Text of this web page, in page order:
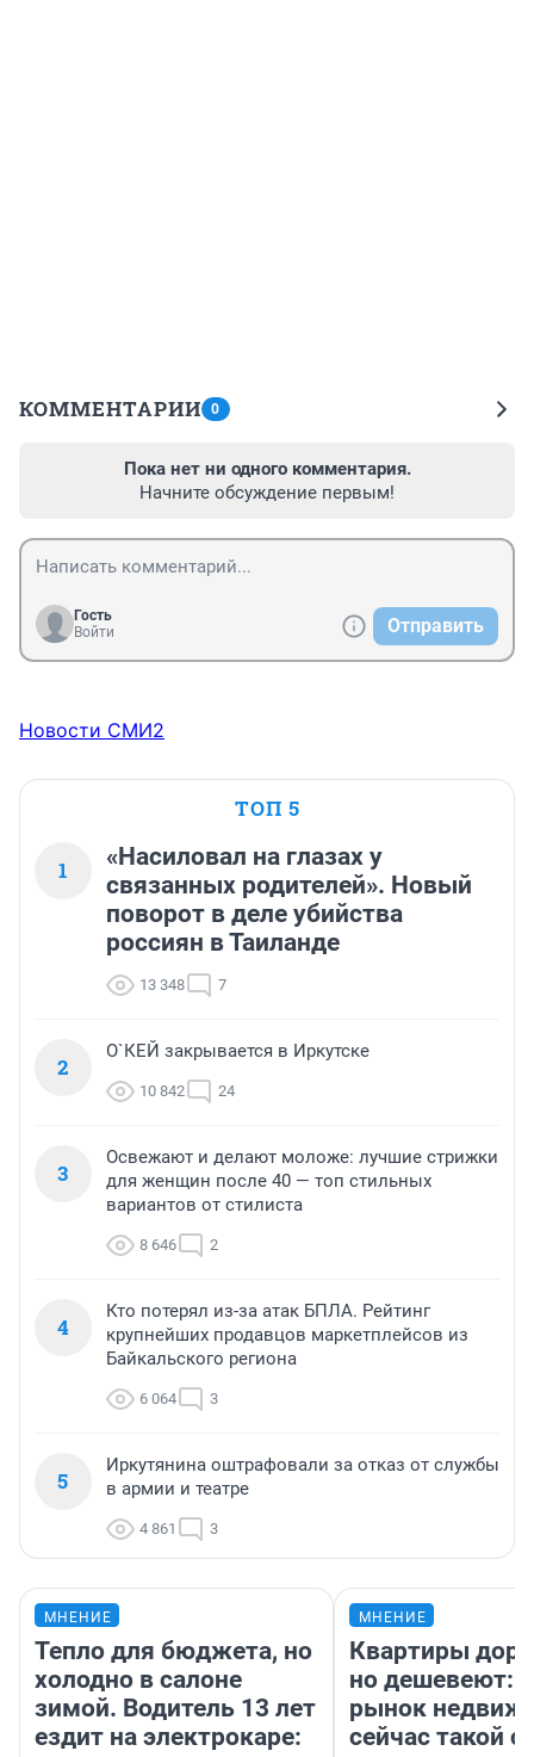
КОММЕНТАРИИ 0
Пока нет ни одного комментария.
Начните обсуждение первым!
Гость
Войти
Отправить
Новости СМИ2
ТОП 5
1
«Насиловал на глазах у
связанных родителей». Новый
поворот в деле убийства
россиян в Таиланде
13 348 7
2
О`КЕЙ закрывается в Иркутске
10 842 24
3
Освежают и делают моложе: лучшие стрижки
для женщин после 40 — топ стильных
вариантов от стилиста
8 646 2
4
Кто потерял из-за атак БПЛА. Рейтинг
крупнейших продавцов маркетплейсов из
Байкальского региона
6 064 3
5
Иркутянина оштрафовали за отказ от службы
в армии и театре
4 861 3
МНЕНИЕ
Тепло для бюджета, но
холодно в салоне
зимой. Водитель 13 лет
ездит на электрокаре:
МНЕНИЕ
Квартиры
но дешевеют:
рынок
сейчас такой